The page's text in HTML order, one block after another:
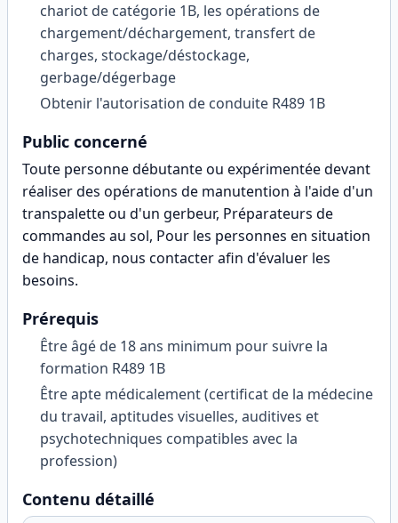
chariot de catégorie 1B, les opérations de
chargement/déchargement, transfert de
charges, stockage/déstockage,
gerbage/dégerbage
Obtenir l'autorisation de conduite R489 1B
Public concerné
Toute personne débutante ou expérimentée devant
réaliser des opérations de manutention à l'aide d'un
transpalette ou d'un gerbeur, Préparateurs de
commandes au sol, Pour les personnes en situation
de handicap, nous contacter afin d'évaluer les
besoins.
Prérequis
Être âgé de 18 ans minimum pour suivre la
formation R489 1B
Être apte médicalement (certificat de la médecine
du travail, aptitudes visuelles, auditives et
psychotechniques compatibles avec la
profession)
Contenu détaillé